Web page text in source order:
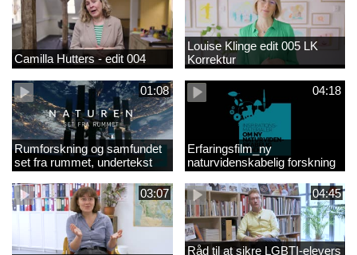
Camilla Hutters - edit 004
Louise Klinge edit 005 LK
Korrektur
01:08
Rumforskning og samfundet
set fra rummet, undertekst
04:18
Erfaringsfilm_ny
naturvidenskabelig forskning
03:07 04:45
Råd til at sikre LGBTI-elevers